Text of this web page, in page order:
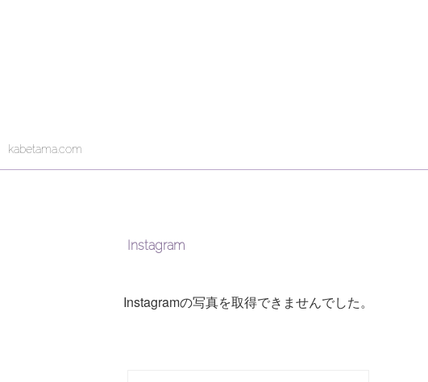
kabetama.com
Instagram
Instagramの写真を取得できませんでした。